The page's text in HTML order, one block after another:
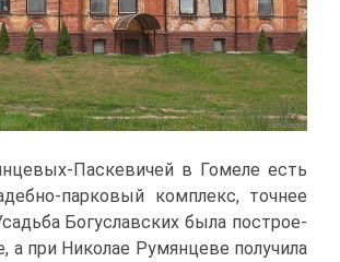
Пас­ке­ви­чей в Го­ме­ле есть
пар­ко­вый ком­плекс, точ­нее
Бо­гу­слав­ских бы­ла по­стро­е­
а при Ни­ко­лае Ру­мян­це­ве по­лу­чи­ла